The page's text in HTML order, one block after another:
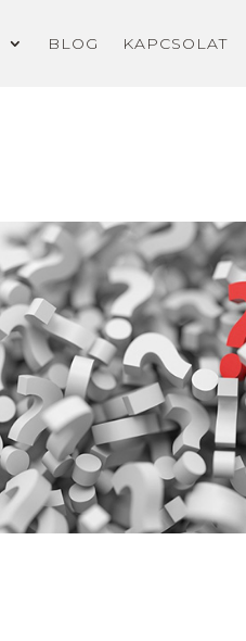
BLOG KAPCSOLAT